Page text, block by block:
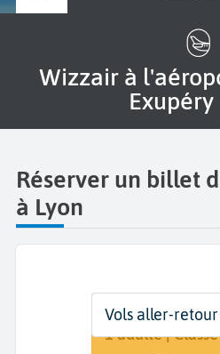
Wizzair à l'aéroport Lyon Saint
Exupéry
Réserver un billet
à Lyon
Départ
Lyon Saint
Dates
Dates de votre
Voyageurs | Classe
1 adulte |
Vols aller-retour